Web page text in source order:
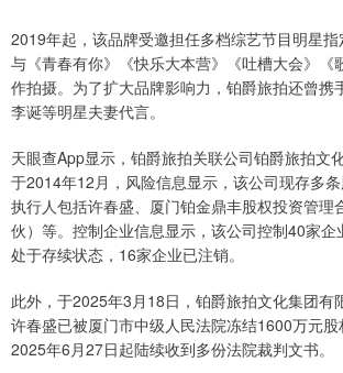
2019年起，该品牌受邀担任多档综艺节目明星
与《青春有你》《快乐大本营》《吐槽大会》《
作拍摄。为了扩大品牌影响力，铂爵旅拍还曾携
李诞等明星夫妻代言。
天眼查App显示，铂爵旅拍关联公司铂爵旅拍文
于2014年12月，风险信息显示，该公司现存多
执行人包括许春盛、厦门铂金鼎丰股权投资管理
伙）等。控制企业信息显示，该公司控制40家企
处于存续状态，16家企业已注销。
此外，于2025年3月18日，铂爵旅拍文化集团有
许春盛已被厦门市中级人民法院冻结1600万元
2025年6月27日起陆续收到多份法院裁判文书。